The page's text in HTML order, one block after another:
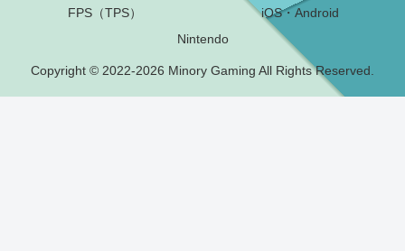
FPS（TPS）
iOS・Android
Nintendo
Copyright © 2022-2026 Minory Gaming All Rights Reserved.